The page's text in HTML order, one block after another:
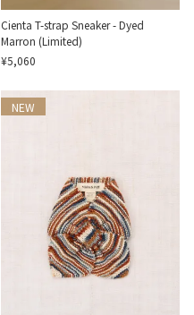
Cienta T-strap Sneaker - Dyed
Marron (Limited)
¥5,060
NEW